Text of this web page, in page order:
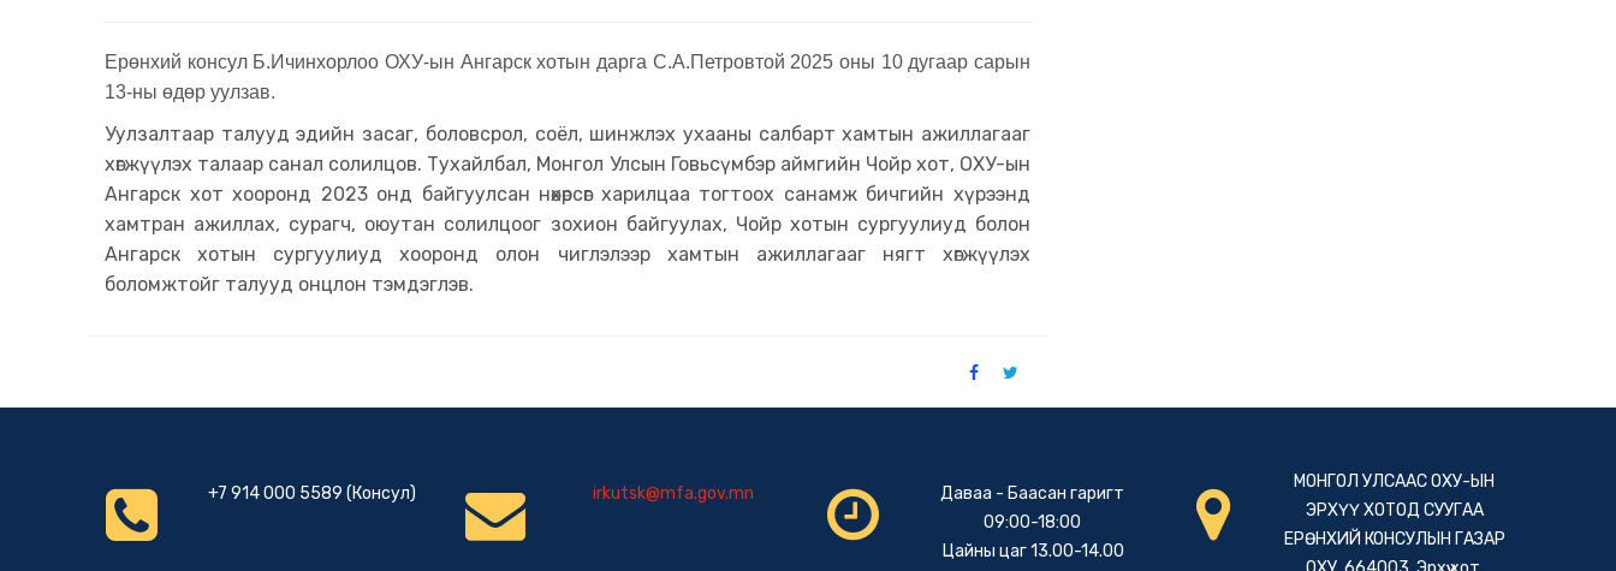
Ерөнхий консул Б.Ичинхорлоо ОХУ-ын Ангарск хотын дарга С.А.Петровтой 2025 оны 10 дугаар сарын
13-ны өдөр уулзав.
Уулзалтаар талууд эдийн засаг, боловсрол, соёл, шинжлэх ухааны салбарт хамтын ажиллагааг
хөгжүүлэх талаар санал солилцов. Тухайлбал, Монгол Улсын Говьсүмбэр аймгийн Чойр хот, ОХУ-ын
Ангарск хот хооронд 2023 онд байгуулсан нөхөрсөг харилцаа тогтоох санамж бичгийн хүрээнд
хамтран ажиллах, сурагч, оюутан солилцоог зохион байгуулах, Чойр хотын сургуулиуд болон
Ангарск хотын сургуулиуд хооронд олон чиглэлээр хамтын ажиллагааг нягт хөгжүүлэх
боломжтойг талууд онцлон тэмдэглэв.
+7 914 000 5589 (Консул) irkutsk@mfa.gov.mn
Даваа - Баасан гаригт
09:00-18:00
Цайны цаг 13.00-14.00
МОНГОЛ УЛСААС ОХУ-ЫН
ЭРХҮҮ ХОТОД СУУГАА
ЕРӨНХИЙ КОНСУЛЫН ГАЗАР